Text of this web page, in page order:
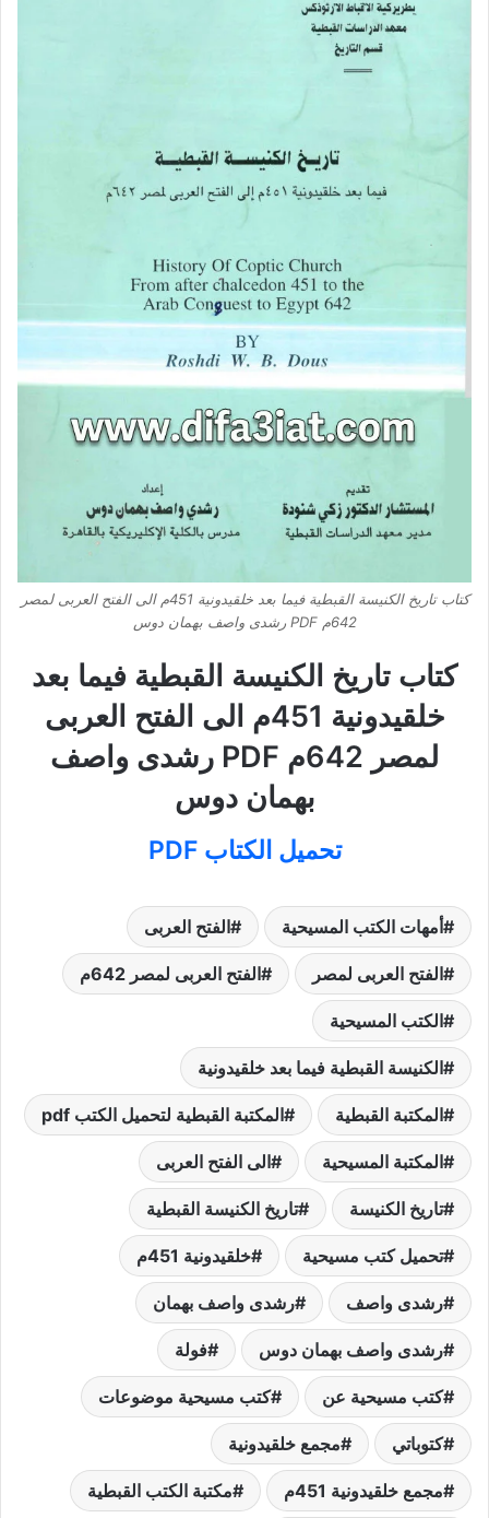
كتاب تاريخ الكنيسة القبطية فيما بعد خلقيدونية 451م الى الفتح العربى لمصر
642م PDF رشدى واصف بهمان دوس
كتاب تاريخ الكنيسة القبطية فيما بعد
خلقيدونية 451م الى الفتح العربى
لمصر 642م PDF رشدى واصف
بهمان دوس
تحميل الكتاب PDF
أمهات الكتب المسيحية الفتح العربى
الفتح العربى لمصر الفتح العربى لمصر 642م
الكتب المسيحية
الكنيسة القبطية فيما بعد خلقيدونية
المكتبة القبطية المكتبة القبطية لتحميل الكتب pdf
المكتبة المسيحية الى الفتح العربى
تاريخ الكنيسة تاريخ الكنيسة القبطية
تحميل كتب مسيحية خلقيدونية 451م
رشدى واصف رشدى واصف بهمان
رشدى واصف بهمان دوس فولة
كتب مسيحية عن كتب مسيحية موضوعات
كتوباتي مجمع خلقيدونية
مجمع خلقيدونية 451م مكتبة الكتب القبطية